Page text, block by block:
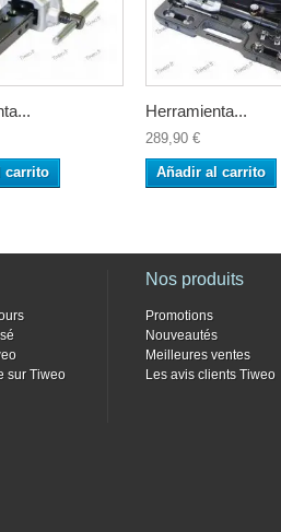
carrito
Herramienta...
289,90 €
Añadir al carrito
sur Tiweo
Nos produits
Promotions
Nouveautés
Meilleures ventes
Les avis clients Tiweo